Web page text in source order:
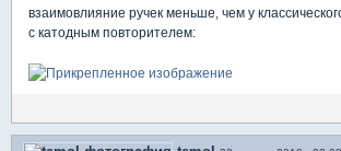
взаимовлияние ручек меньше, чем у
с катодным повторителем: